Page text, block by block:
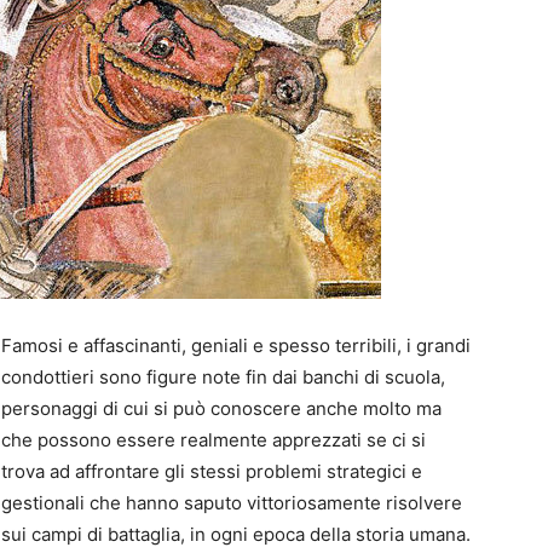
Famosi e affascinanti, geniali e spesso terribili, i grandi
condottieri sono figure note fin dai banchi di scuola,
personaggi di cui si può conoscere anche molto ma
che possono essere realmente apprezzati se ci si
trova ad affrontare gli stessi problemi strategici e
gestionali che hanno saputo vittoriosamente risolvere
sui campi di battaglia, in ogni epoca della storia umana.